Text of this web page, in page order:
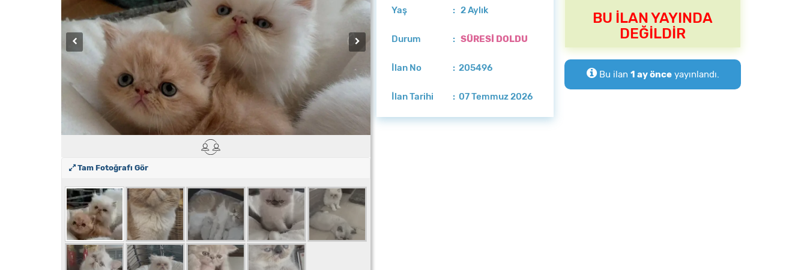
Tam Fotoğrafı Gör
Yaş : 2 Aylık
Durum :SÜRESİ DOLDU
İlan No : 205496
İlan Tarihi : 07 Temmuz 2026
BU İLAN YAYINDA
DEĞİLDİR
Bu ilan 1 ay önceyayınlandı.